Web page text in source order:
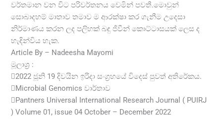
වර්තමාන වන විට පරිවර්තනය වෙමින් පවතී.මොවුන්
සොබාදහම් මාතාව තමාව ම ආරක්ෂා කර ගැනීම උදෙසා
නිර්මාණය කරන ලද පලිහක් බඳු ජිවීන් කොට්ටාසයක් ලෙස ද
හැඳින්විය හැක.
Article By – Nadeesha Mayomi
මූලාශ්‍ර :
2022 ජූනි 19 දිවයින ඉරිදා සංග්‍රහයේ විදෙස් පුවත් අතිරේකය.
Microbial Genomics වාර්තාව
Pantners Universal International Research Journal ( PUIRJ
) Volume 01, issue 04 October – December 2022